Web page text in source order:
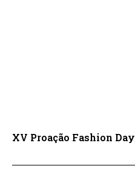
XV Proação Fashion Day